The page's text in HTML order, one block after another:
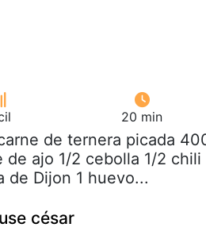
20 min
de ternera picada
ajo 1/2 cebolla 1/2 chili
de Dijon 1 huevo...
césar